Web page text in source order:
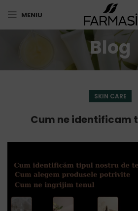
MENIU
Blog
SKIN CARE
Cum ne identificam